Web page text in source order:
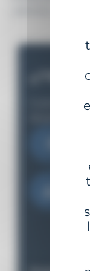
Cuéntanos
desde el